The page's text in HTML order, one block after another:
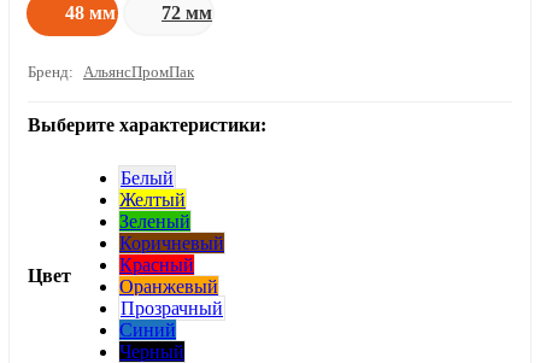
48 мм
72 мм
Бренд: АльянсПромПак
Выберите характеристики:
Цвет
Белый
Желтый
Зеленый
Коричневый
Красный
Оранжевый
Прозрачный
Синий
Черный